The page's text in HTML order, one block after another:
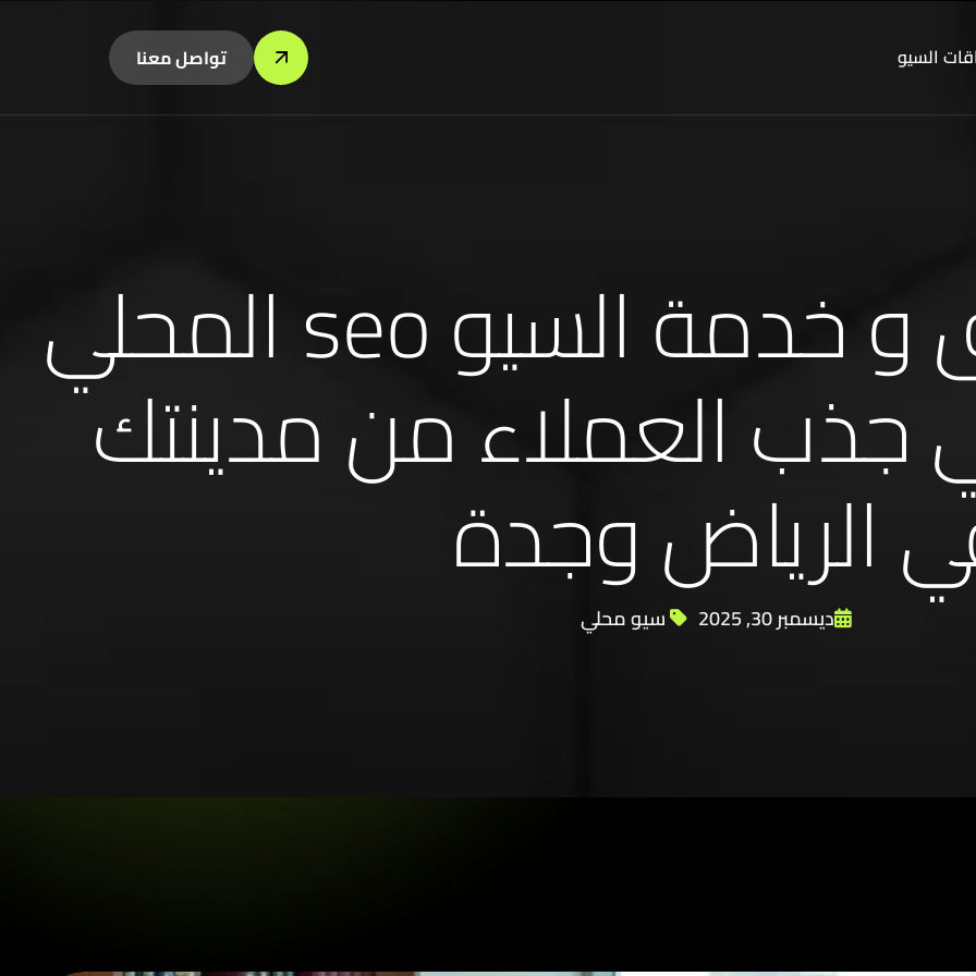
السيو تواصل معنا
فوائد التسويق و خدمة السيو seo المحلي
جذب العملاء من مدينتك
الرياض وجدة
ديسمبر 30, 2025 سيو محلي